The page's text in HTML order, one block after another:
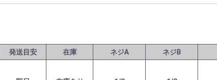
発送目安 在庫 ネジA ネジB